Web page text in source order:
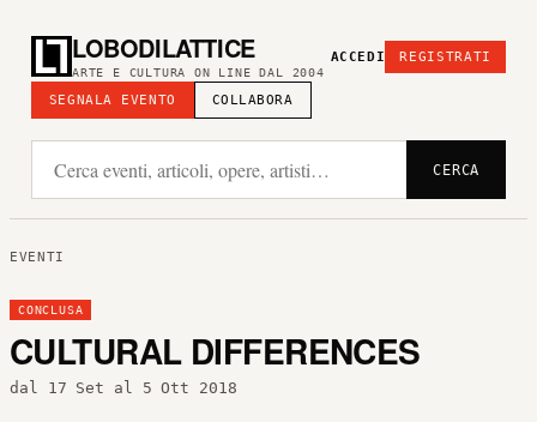
LOBODILATTICE
ARTE E CULTURA ON LINE DAL 2004
SEGNALA EVENTO COLLABORA
ACCEDI REGISTRATI
CERCA
EVENTI
CONCLUSA
CULTURAL DIFFERENCES
dal 17 Set al 5 Ott 2018